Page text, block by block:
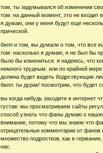
том, ты задумывался об изменении
том: на данный момент, это не входит
я думаю, они у меня будут еще
прической.
билл и том, вы думали о том, что все
том: насколько я думаю, я не был бы
было бы измениться. я надеюсь, что
немного трудным. или по крайней
должна будет видеть бодрствующие
билл: ты дурак! посмотрим, что будет
вы когда нибудь заходите в интернет
густав: мы просматриваем сайты
способ узнать что фаны думаю о
внимание, потому что мы знаем что
отрицательные комментарии от фанов
множество подростков, как в
нас.